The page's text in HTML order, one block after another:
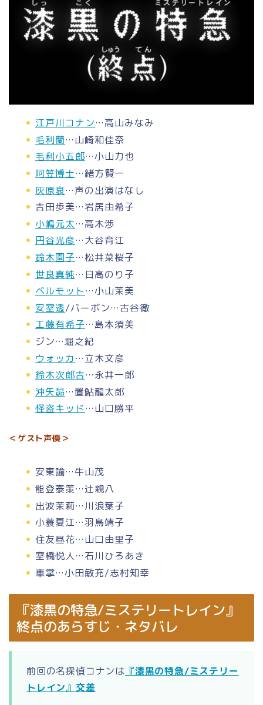
江戸川コナン…高山みなみ
毛利蘭…山崎和佳奈
毛利小五郎…小山力也
阿笠博士…緒方賢一
灰原哀…声の出演はなし
吉田歩美…岩居由希子
小嶋元太…高木渉
円谷光彦…大谷育江
鈴木園子…松井菜桜子
世良真純…日高のり子
ベルモット…小山茉美
安室透/バーボン…古谷徹
工藤有希子…島本須美
ジン…堀之紀
ウォッカ…立木文彦
鈴木次郎吉…永井一郎
沖矢昴…置鮎龍太郎
怪盗キッド…山口勝平
＜ゲスト声優＞
安東諭…牛山茂
能登泰策…辻親八
出波茉莉…川浪葉子
小蓑夏江…羽鳥靖子
住友昼花…山口由里子
室橋悦人…石川ひろあき
車掌…小田敏充/志村知幸
『漆黒の特急/ミステリートレイン』
終点のあらすじ・ネタバレ
前回の名探偵コナンは 『漆黒の特急/ミステリー
トレイン』交差